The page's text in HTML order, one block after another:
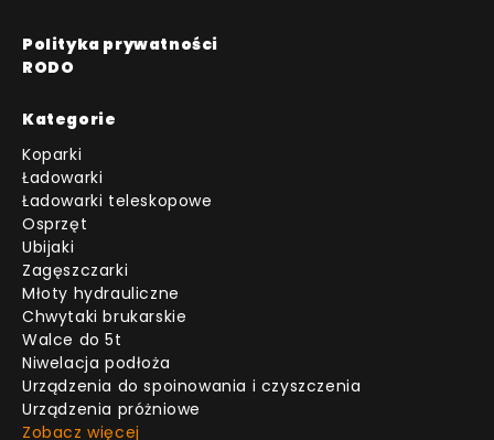
Polityka prywatności
RODO
Kategorie
Koparki
Ładowarki
Ładowarki teleskopowe
Osprzęt
Ubijaki
Zagęszczarki
Młoty hydrauliczne
Chwytaki brukarskie
Walce do 5t
Niwelacja podłoża
Urządzenia do spoinowania i czyszczenia
Urządzenia próżniowe
Zobacz więcej